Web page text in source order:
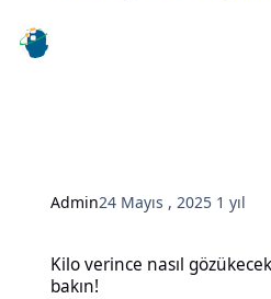
Admin24 Mayıs , 2025 1 yıl
Kilo verince nasıl
bakın!